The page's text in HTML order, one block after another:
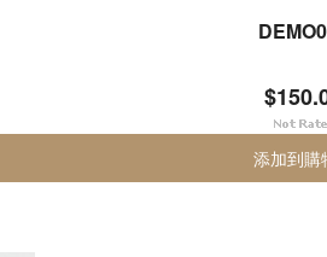
添加到購